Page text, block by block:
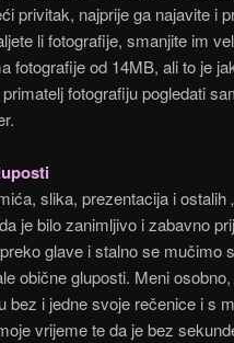
privitak, najprije ga najavite i
li fotografije, smanjite im
fotografije od 14MB, ali to je
fotografiju pogledati
slika, prezentacija i ostalih
je bilo zanimljivo i zabavno
glave i stalno se mučimo
obične gluposti. Meni
bez i jedne svoje rečenice i s
vrijeme te da je bez